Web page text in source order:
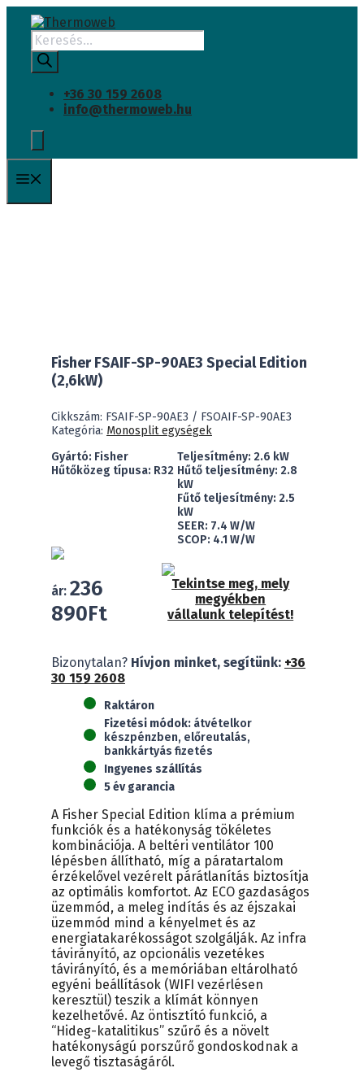
Kilépés
tartalomba
Products
search
+36 30 159 2608
info@thermoweb.hu
INGYENES SZÁLLÍTÁS
Fisher FSAIF-SP-90AE3 Special Edition
(2,6kW)
Cikkszám: FSAIF-SP-90AE3 / FSOAIF-SP-90AE3
Kategória: Monosplit egységek
Gyártó: Fisher
Hűtőközeg típusa: R32
Teljesítmény: 2.6 kW
Hűtő teljesítmény: 2.8
kW
Fűtő teljesítmény: 2.5
kW
SEER: 7.4 W/W
SCOP: 4.1 W/W
ár: 236
890Ft
FSAIF-
SP-
90AE3
Special
Edition
(2,6kW)
mennyiség
Tekintse meg, mely
megyékben
vállalunk telepítést!
Bizonytalan? Hívjon minket, segítünk: +36
30 159 2608
Raktáron
Fizetési módok: átvételkor
készpénzben, előreutalás,
bankkártyás fizetés
Ingyenes szállítás
5 év garancia
A Fisher Special Edition klíma a prémium
funkciók és a hatékonyság tökéletes
kombinációja. A beltéri ventilátor 100
lépésben állítható, míg a páratartalom
érzékelővel vezérelt párátlanítás biztosítja
az optimális komfortot. Az ECO gazdaságos
üzemmód, a meleg indítás és az éjszakai
üzemmód mind a kényelmet és az
energiatakarékosságot szolgálják. Az infra
távirányító, az opcionális vezetékes
távirányító, és a memóriában eltárolható
egyéni beállítások (WIFI vezérlésen
keresztül) teszik a klímát könnyen
kezelhetővé. Az öntisztító funkció, a
“Hideg-katalitikus” szűrő és a növelt
hatékonyságú porszűrő gondoskodnak a
levegő tisztaságáról.